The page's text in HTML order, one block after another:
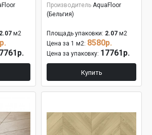
2.07 м2
Производитель AquaFloor
(Бельгия)
Площадь упаковки: 2.07 м2
Цена за 1 м2: 8580р.
Цена за упаковку: 17761р.
Купить